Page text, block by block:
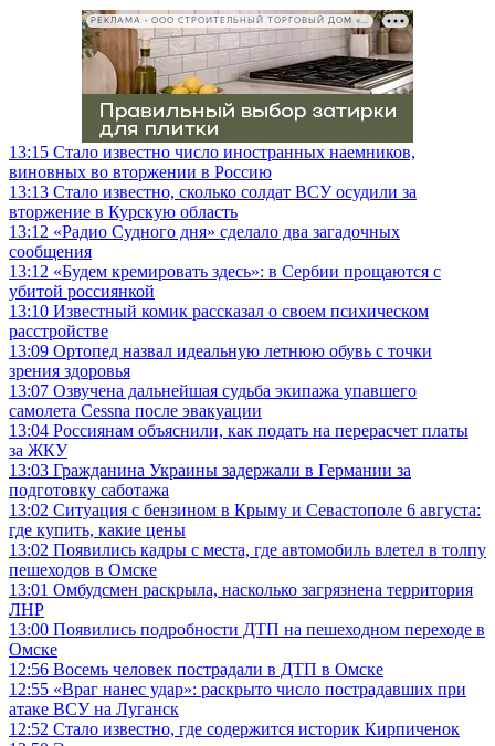
РЕКЛАМА • ООО СТРОИТЕЛЬНЫЙ ТОРГОВЫЙ ДОМ «ПЕТРОВИЧ», ИНН 7802348846
13:15 Стало известно число иностранных наемников,
виновных во вторжении в Россию
13:13 Стало известно, сколько солдат ВСУ осудили за
вторжение в Курскую область
13:12 «Радио Судного дня» сделало два загадочных
сообщения
13:12 «Будем кремировать здесь»: в Сербии прощаются с
убитой россиянкой
13:10 Известный комик рассказал о своем психическом
расстройстве
13:09 Ортопед назвал идеальную летнюю обувь с точки
зрения здоровья
13:07 Озвучена дальнейшая судьба экипажа упавшего
самолета Cessna после эвакуации
13:04 Россиянам объяснили, как подать на перерасчет платы
за ЖКУ
13:03 Гражданина Украины задержали в Германии за
подготовку саботажа
13:02 Ситуация с бензином в Крыму и Севастополе 6 августа:
где купить, какие цены
13:02 Появились кадры с места, где автомобиль влетел в толпу
пешеходов в Омске
13:01 Омбудсмен раскрыла, насколько загрязнена территория
ЛНР
13:00 Появились подробности ДТП на пешеходном переходе в
Омске
12:56 Восемь человек пострадали в ДТП в Омске
12:55 «Враг нанес удар»: раскрыто число пострадавших при
атаке ВСУ на Луганск
12:52 Стало известно, где содержится историк Кирпиченок